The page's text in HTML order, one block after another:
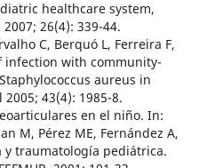
healthcare system,
26(4): 339-44.
C, Berquó L, Ferreira F,
infection with community-
aureus in
43(4): 1985-8.
en el niño. In:
M, Pérez ME, Fernández A,
y traumatología pediátrica.